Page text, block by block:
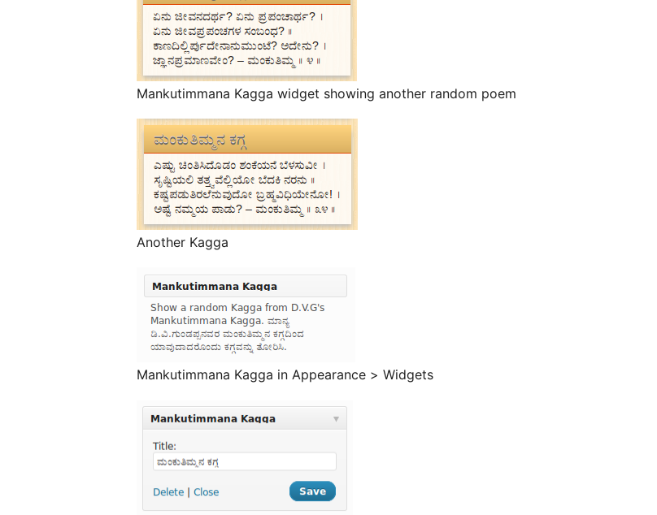
Mankutimmana Kagga widget showing another random poem
Another Kagga
Mankutimmana Kagga in Appearance > Widgets